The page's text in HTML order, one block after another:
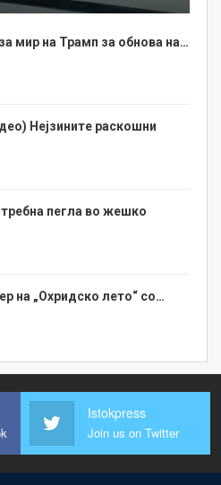
мир на Трамп за обнова на…
Нејзините раскошни
пегла во жешко
на „Охридско лето“ со…
Istokpress
Join us on Twitter